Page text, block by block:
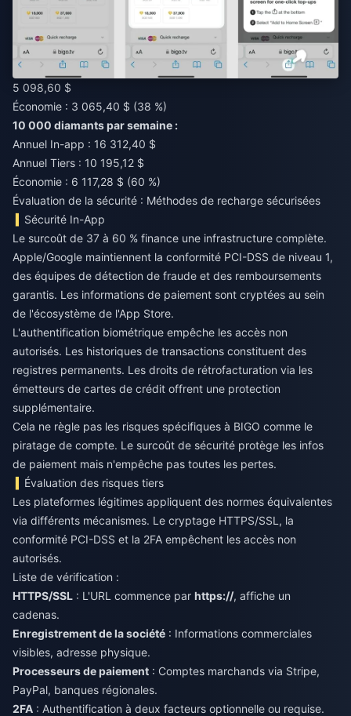
5 098,60 $
Économie : 3 065,40 $ (38 %)
10 000 diamants par semaine :
Annuel In-app : 16 312,40 $
Annuel Tiers : 10 195,12 $
Économie : 6 117,28 $ (60 %)
Évaluation de la sécurité : Méthodes de recharge sécurisées
Sécurité In-App
Le surcoût de 37 à 60 % finance une infrastructure complète.
Apple/Google maintiennent la conformité PCI-DSS de niveau 1,
des équipes de détection de fraude et des remboursements
garantis. Les informations de paiement sont cryptées au sein
de l'écosystème de l'App Store.
L'authentification biométrique empêche les accès non
autorisés. Les historiques de transactions constituent des
registres permanents. Les droits de rétrofacturation via les
émetteurs de cartes de crédit offrent une protection
supplémentaire.
Cela ne règle pas les risques spécifiques à BIGO comme le
piratage de compte. Le surcoût de sécurité protège les infos
de paiement mais n'empêche pas toutes les pertes.
Évaluation des risques tiers
Les plateformes légitimes appliquent des normes équivalentes
via différents mécanismes. Le cryptage HTTPS/SSL, la
conformité PCI-DSS et la 2FA empêchent les accès non
autorisés.
Liste de vérification :
HTTPS/SSL : L'URL commence par https://, affiche un
cadenas.
Enregistrement de la société : Informations commerciales
visibles, adresse physique.
Processeurs de paiement : Comptes marchands via Stripe,
PayPal, banques régionales.
2FA : Authentification à deux facteurs optionnelle ou requise.